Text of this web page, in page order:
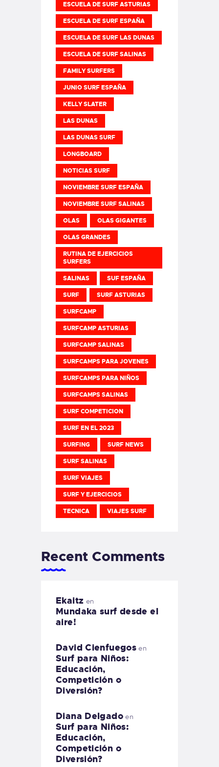
ESCUELA DE SURF ASTURIAS
ESCUELA DE SURF ESPAÑA
ESCUELA DE SURF LAS DUNAS
ESCUELA DE SURF SALINAS
FAMILY SURFERS
JUNIO SURF ESPAÑA
KELLY SLATER
LAS DUNAS
LAS DUNAS SURF
LONGBOARD
NOTICIAS SURF
NOVIEMBRE SURF ESPAÑA
NOVIEMBRE SURF SALINAS
OLAS OLAS GIGANTES
OLAS GRANDES
RUTINA DE EJERCICIOS
SURFERS
SALINAS SUF ESPAÑA
SURF SURF ASTURIAS
SURFCAMP
SURFCAMP ASTURIAS
SURFCAMP SALINAS
SURFCAMPS PARA JOVENES
SURFCAMPS PARA NIÑOS
SURFCAMPS SALINAS
SURF COMPETICION
SURF EN EL 2023
SURFING SURF NEWS
SURF SALINAS
SURF VIAJES
SURF Y EJERCICIOS
TECNICA VIAJES SURF
Recent Comments
Ekaitz en
Mundaka surf desde el
aire!
David Cienfuegos en
Surf para Niños:
Educación,
Competición o
Diversión?
Diana Delgadoen
Surf para Niños:
Educación,
Competición o
Diversión?